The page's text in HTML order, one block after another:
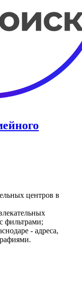
центров в
фильтрами;
- адреса,